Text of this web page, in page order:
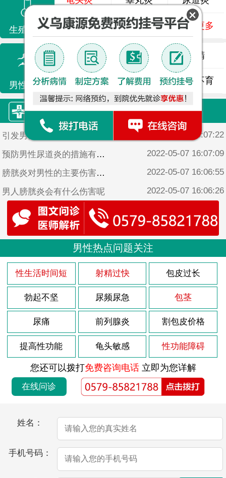
生殖感染 尿相关 泌尿感染 了解更多
男性不育
死精 少精 弱精
精液异常 精子畸形 男性不育
康源·热门文章
引发男性尿道炎的原因 2022-05-07 16:07:22
预防男性尿道炎的措施有哪些 2022-05-07 16:07:09
膀胱炎对男性的主要伤害是什么 2022-05-07 16:06:55
男人膀胱炎会有什么伤害呢 2022-05-07 16:06:26
龟头炎预防护理要怎么做
男性热点问题关注
性生活时间短 射精过快 包皮过长
勃起不坚 尿频尿急 包茎
尿痛 前列腺炎 割包皮价格
提高性功能 龟头敏感 性功能障碍
您还可以拨打免费咨询电话立即为您详解
在线问诊
姓名：
手机号码：